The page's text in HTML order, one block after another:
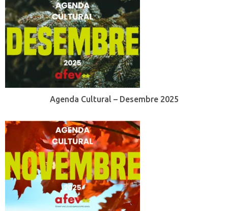
Agenda Cultural – Desembre 2025